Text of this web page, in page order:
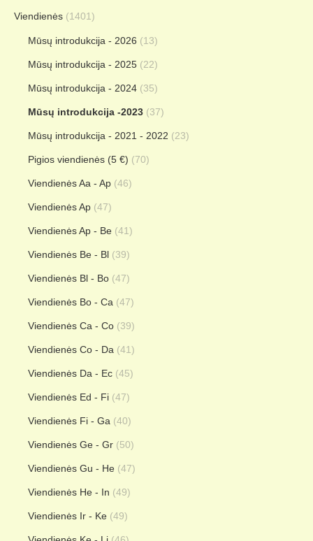
Viendienės (1401)
Mūsų introdukcija - 2026 (13)
Mūsų introdukcija - 2025 (22)
Mūsų introdukcija - 2024 (35)
Mūsų introdukcija -2023 (37)
Mūsų introdukcija - 2021 - 2022 (23)
Pigios viendienės (5 €) (70)
Viendienės Aa - Ap (46)
Viendienės Ap (47)
Viendienės Ap - Be (41)
Viendienės Be - Bl (39)
Viendienės Bl - Bo (47)
Viendienės Bo - Ca (47)
Viendienės Ca - Co (39)
Viendienės Co - Da (41)
Viendienės Da - Ec (45)
Viendienės Ed - Fi (47)
Viendienės Fi - Ga (40)
Viendienės Ge - Gr (50)
Viendienės Gu - He (47)
Viendienės He - In (49)
Viendienės Ir - Ke (49)